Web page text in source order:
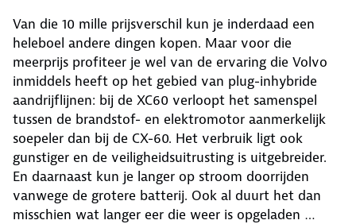
Van die 10 mille prijsverschil kun je inderdaad een
heleboel andere dingen kopen. Maar voor die
meerprijs profiteer je wel van de ervaring die Volvo
inmiddels heeft op het gebied van plug-inhybride
aandrijflijnen: bij de XC60 verloopt het samenspel
tussen de brandstof- en elektromotor aanmerkelijk
soepeler dan bij de CX-60. Het verbruik ligt ook
gunstiger en de veiligheidsuitrusting is uitgebreider.
En daarnaast kun je langer op stroom doorrijden
vanwege de grotere batterij. Ook al duurt het dan
misschien wat langer eer die weer is opgeladen …